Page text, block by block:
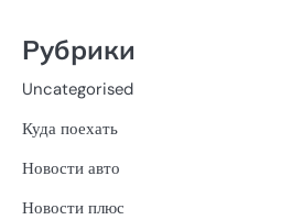
Рубрики
Uncategorised
Куда поехать
Новости авто
Новости плюс